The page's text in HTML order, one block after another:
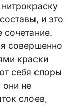
и это
совершенно
краски
себя споры
они не
слоев,